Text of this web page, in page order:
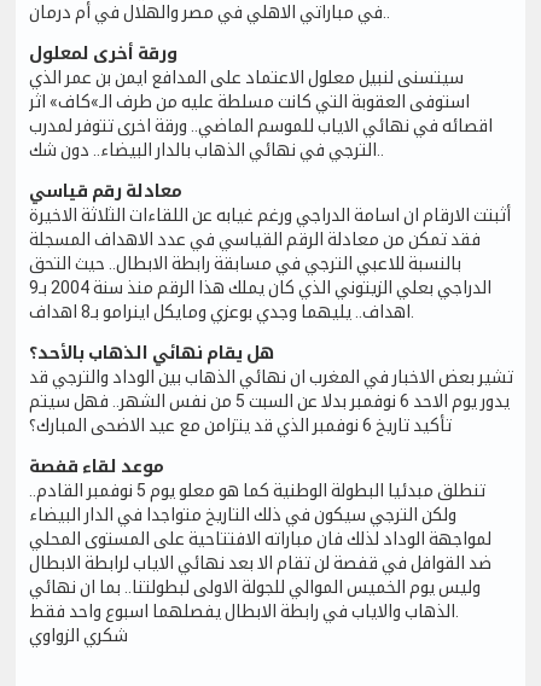
في مباراتي الاهلي في مصر والهلال في أم درمان..
ورقة أخرى لمعلول
سيتسنى لنبيل معلول الاعتماد على المدافع ايمن بن عمر الذي
استوفى العقوبة التي كانت مسلطة عليه من طرف الـ»كاف» اثر
اقصائه في نهائي الاياب للموسم الماضي.. ورقة اخرى تتوفر لمدرب
الترجي في نهائي الذهاب بالدار البيضاء.. دون شك..
معادلة رقم قياسي
أثبتت الارقام ان اسامة الدراجي ورغم غيابه عن اللقاءات الثلاثة الاخيرة
فقد تمكن من معادلة الرقم القياسي في عدد الاهداف المسجلة
بالنسبة للاعبي الترجي في مسابقة رابطة الابطال.. حيث التحق
الدراجي بعلي الزيتوني الذي كان يملك هذا الرقم منذ سنة 2004 بـ9
اهداف.. يليهما وجدي بوعزي ومايكل اينرامو بـ8 اهداف.
هل يقام نهائي الذهاب بالأحد؟
تشير بعض الاخبار في المغرب ان نهائي الذهاب بين الوداد والترجي قد
يدور يوم الاحد 6 نوفمبر بدلا عن السبت 5 من نفس الشهر.. فهل سيتم
تأكيد تاريخ 6 نوفمبر الذي قد يتزامن مع عيد الاضحى المبارك؟
موعد لقاء قفصة
تنطلق مبدئيا البطولة الوطنية كما هو معلو يوم 5 نوفمبر القادم..
ولكن الترجي سيكون في ذلك التاريخ متواجدا في الدار البيضاء
لمواجهة الوداد لذلك فان مباراته الافتتاحية على المستوى المحلي
ضد القوافل في قفصة لن تقام الا بعد نهائي الاياب لرابطة الابطال
وليس يوم الخميس الموالي للجولة الاولى لبطولتنا.. بما ان نهائي
الذهاب والاياب في رابطة الابطال يفصلهما اسبوع واحد فقط.
شكري الزواوي